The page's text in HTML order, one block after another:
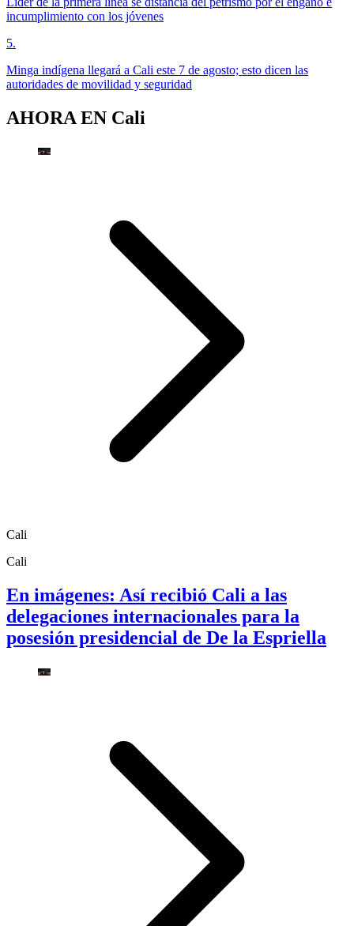
incumplimiento con los jóvenes
5.
Minga indígena llegará a Cali este 7 de agosto; esto dicen las
autoridades de movilidad y seguridad
AHORA EN Cali
Cali
Cali
En imágenes: Así recibió Cali a las
delegaciones internacionales para la
posesión presidencial de De la Espriella